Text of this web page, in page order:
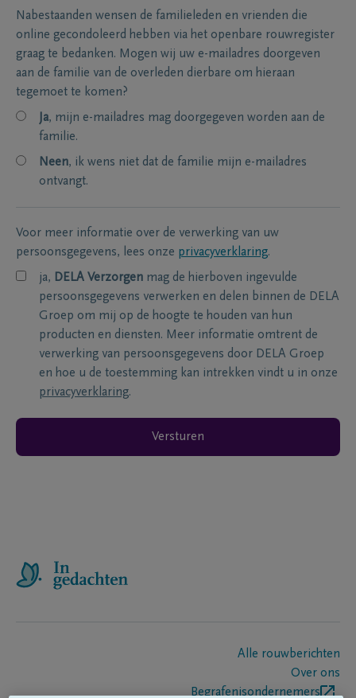
Nabestaanden wensen de familieleden en vrienden die
online gecondoleerd hebben via het openbare rouwregister
graag te bedanken. Mogen wij uw e-mailadres doorgeven
aan de familie van de overleden dierbare om hieraan
tegemoet te komen?
Ja, mijn e-mailadres mag doorgegeven worden aan de
familie.
Neen, ik wens niet dat de familie mijn e-mailadres
ontvangt.
Voor meer informatie over de verwerking van uw
persoonsgegevens, lees onze privacyverklaring.
ja, DELA Verzorgen mag de hierboven ingevulde
persoonsgegevens verwerken en delen binnen de DELA
Groep om mij op de hoogte te houden van hun
producten en diensten. Meer informatie omtrent de
verwerking van persoonsgegevens door DELA Groep
en hoe u de toestemming kan intrekken vindt u in onze
privacyverklaring.
Versturen
Alle rouwberichten
Over ons
Begrafenisondernemers